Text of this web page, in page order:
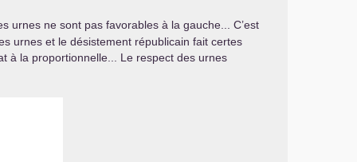
urnes ne sont pas favorables à la gauche... C’est
urnes et le désistement républicain fait certes
à la proportionnelle... Le respect des urnes